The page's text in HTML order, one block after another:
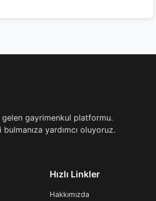
gayrimenkul platformu.
yardımcı oluyoruz.
Hızlı Linkler
Hakkımızda